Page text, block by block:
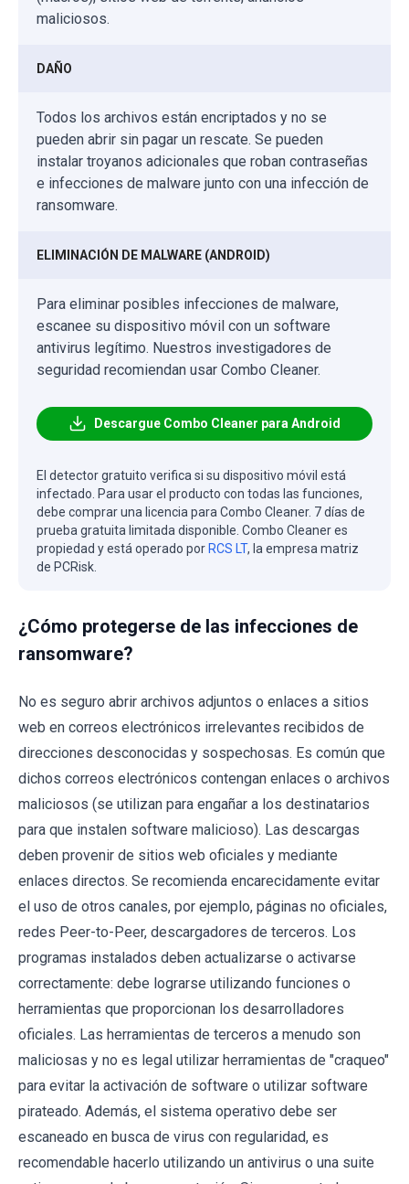
maliciosos.
DAÑO
Todos los archivos están encriptados y no se
pueden abrir sin pagar un rescate. Se pueden
instalar troyanos adicionales que roban contraseñas
e infecciones de malware junto con una infección de
ransomware.
ELIMINACIÓN DE MALWARE (ANDROID)
Para eliminar posibles infecciones de malware,
escanee su dispositivo móvil con un software
antivirus legítimo. Nuestros investigadores de
seguridad recomiendan usar Combo Cleaner.
Descargue Combo Cleaner para Android
El detector gratuito verifica si su dispositivo móvil está
infectado. Para usar el producto con todas las funciones,
debe comprar una licencia para Combo Cleaner. 7 días de
prueba gratuita limitada disponible. Combo Cleaner es
propiedad y está operado porRCS LT, la empresa matriz
de PCRisk.
¿Cómo protegerse de las infecciones de
ransomware?
No es seguro abrir archivos adjuntos o enlaces a sitios
web en correos electrónicos irrelevantes recibidos de
direcciones desconocidas y sospechosas. Es común que
dichos correos electrónicos contengan enlaces o archivos
maliciosos (se utilizan para engañar a los destinatarios
para que instalen software malicioso). Las descargas
deben provenir de sitios web oficiales y mediante
enlaces directos. Se recomienda encarecidamente evitar
el uso de otros canales, por ejemplo, páginas no oficiales,
redes Peer-to-Peer, descargadores de terceros. Los
programas instalados deben actualizarse o activarse
correctamente: debe lograrse utilizando funciones o
herramientas que proporcionan los desarrolladores
oficiales. Las herramientas de terceros a menudo son
maliciosas y no es legal utilizar herramientas de "craqueo"
para evitar la activación de software o utilizar software
pirateado. Además, el sistema operativo debe ser
escaneado en busca de virus con regularidad, es
recomendable hacerlo utilizando un antivirus o una suite